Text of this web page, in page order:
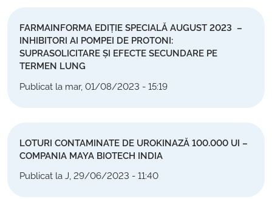
FARMAINFORMA EDIȚIE SPECIALĂ AUGUST 2023 –
INHIBITORI AI POMPEI DE PROTONI:
SUPRASOLICITARE ȘI EFECTE SECUNDARE PE
TERMEN LUNG
Publicat la mar, 01/08/2023 - 15:19
LOTURI CONTAMINATE DE UROKINAZĂ 100.000 UI –
COMPANIA MAYA BIOTECH INDIA
Publicat la J, 29/06/2023 - 11:40